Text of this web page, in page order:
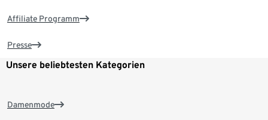
Affiliate Programm
Presse
Unsere beliebtesten Kategorien
Damenmode